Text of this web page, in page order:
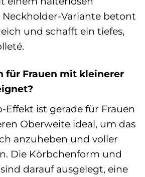
Variante betont
und schafft ein tiefes,
für Frauen mit kleinerer
Effekt ist gerade für Frauen
Oberweite ideal, um das
anzuheben und voller
Die Körbchenform und
darauf ausgelegt, eine